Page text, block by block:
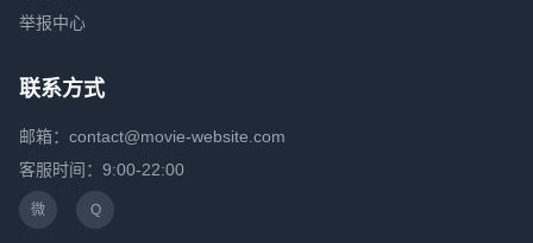
举报中心
联系方式
邮箱：contact@movie-website.com
客服时间：9:00-22:00
微 Q